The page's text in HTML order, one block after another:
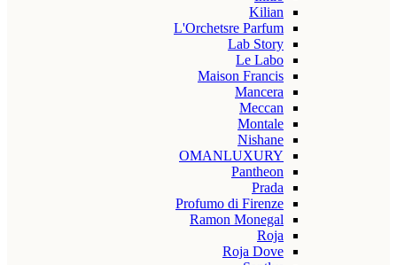
Kilian
L'Orchetsre Parfum
Lab Story
Le Labo
Maison Francis
Mancera
Meccan
Montale
Nishane
OMANLUXURY
Pantheon
Prada
Profumo di Firenze
Ramon Monegal
Roja
Roja Dove